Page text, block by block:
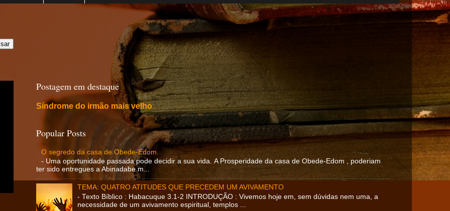
Postagem em destaque
Síndrome do irmão mais velho
Popular Posts
O segredo da casa de Obede-Edom.
- Uma oportunidade passada pode decidir a sua vida. A Prosperidade da casa de Obede-Edom , poderiam
ter sido entregues a Abinadabe m...
TEMA: QUATRO ATITUDES QUE PRECEDEM UM AVIVAMENTO
- Texto Bíblico : Habacuque 3.1-2 INTRODUÇÃO : Vivemos hoje em, sem dúvidas nem uma, a
necessidade de um avivamento espiritual, templos ...